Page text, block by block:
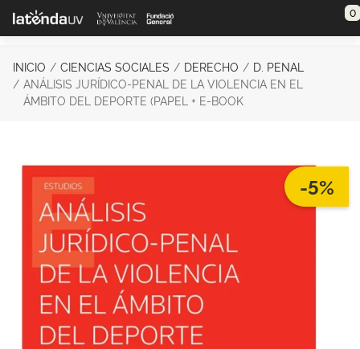
Saltar al contenido principal 0
INICIO CIENCIAS SOCIALES DERECHO
D. PENAL
ANÁLISIS JURÍDICO-PENAL DE LA VIOLENCIA EN EL
ÁMBITO DEL DEPORTE (PAPEL + E-BOOK
-5%